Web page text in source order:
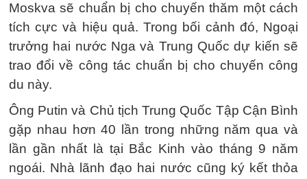
Moskva sẽ chuẩn bị cho chuyến thăm một cách
tích cực và hiệu quả. Trong bối cảnh đó, Ngoại
trưởng hai nước Nga và Trung Quốc dự kiến sẽ
trao đổi về công tác chuẩn bị cho chuyến công
du này.
Ông Putin và Chủ tịch Trung Quốc Tập Cận Bình
gặp nhau hơn 40 lần trong những năm qua và
lần gần nhất là tại Bắc Kinh vào tháng 9 năm
ngoái. Nhà lãnh đạo hai nước cũng ký kết thỏa